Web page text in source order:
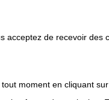
acceptez de recevoir des
moment en cliquant